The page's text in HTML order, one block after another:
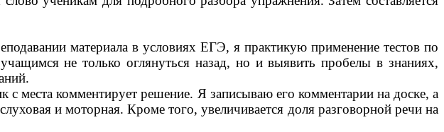
материала в условиях ЕГЭ, я практикую применение тестов по
не только оглянуться назад, но и выявить пробелы в знаниях,
с места комментирует решение. Я записываю его комментарии на доске, а
и моторная. Кроме того, увеличивается доля разговорной речи на